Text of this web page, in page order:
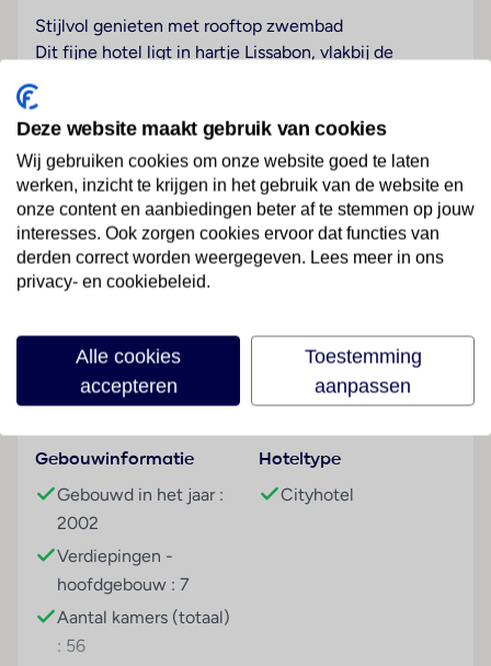
Stijlvol genieten met rooftop zwembad
Dit fijne hotel ligt in hartje Lissabon, vlakbij de
de dag met een uitgebreid ontbijt en ga op pad.
Winkels, musea en parken, alles binnen handbereik.
Terug bij je hotel neem je een duik in het zwembad
op het dak. En heb je geen zin om buiten de deur te
eten dan schuif je aan in het eigen eigen restaurant.
Een ideale plek voor jouw citytrip.
Sport & Activiteiten
Overige informatie
officiële classificatie: 4 sterren
onze classificatie: 4 sterren
het hoofdgebouw heeft 7 verdiepingen inclusief
Kamers
2-persoonskamer, Superior, 2-2 pers
Algemeen
ca. 35 m²
airco
Lees meer
Faciliteiten
Gebouwinformatie
Gebouwd in het jaar :
2002
Verdiepingen -
hoofdgebouw : 7
Aantal kamers (totaal)
: 56
Hoteltype
Cityhotel
Deze website maakt gebruik van cookies
Wij gebruiken cookies om onze website goed te laten
werken, inzicht te krijgen in het gebruik van de website en
onze content en aanbiedingen beter af te stemmen op jouw
interesses. Ook zorgen cookies ervoor dat functies van
derden correct worden weergegeven. Lees meer in ons
privacy- en cookiebeleid.
Alle cookies
accepteren
Toestemming
aanpassen